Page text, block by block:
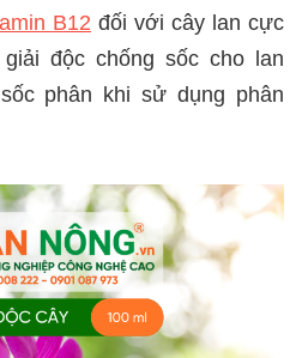
B12 đối với cây lan cực
độc chống sốc cho lan
phân khi sử dụng phân